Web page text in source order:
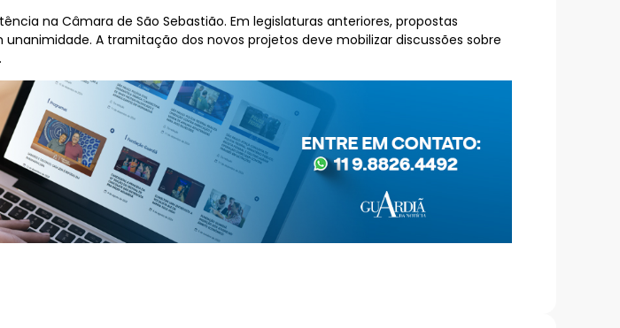
na Câmara de São Sebastião. Em legislaturas anteriores, propostas
A tramitação dos novos projetos deve mobilizar discussões sobre